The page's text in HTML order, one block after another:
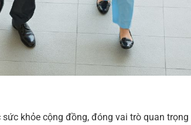
khỏe cộng đồng, đóng vai trò quan trọng